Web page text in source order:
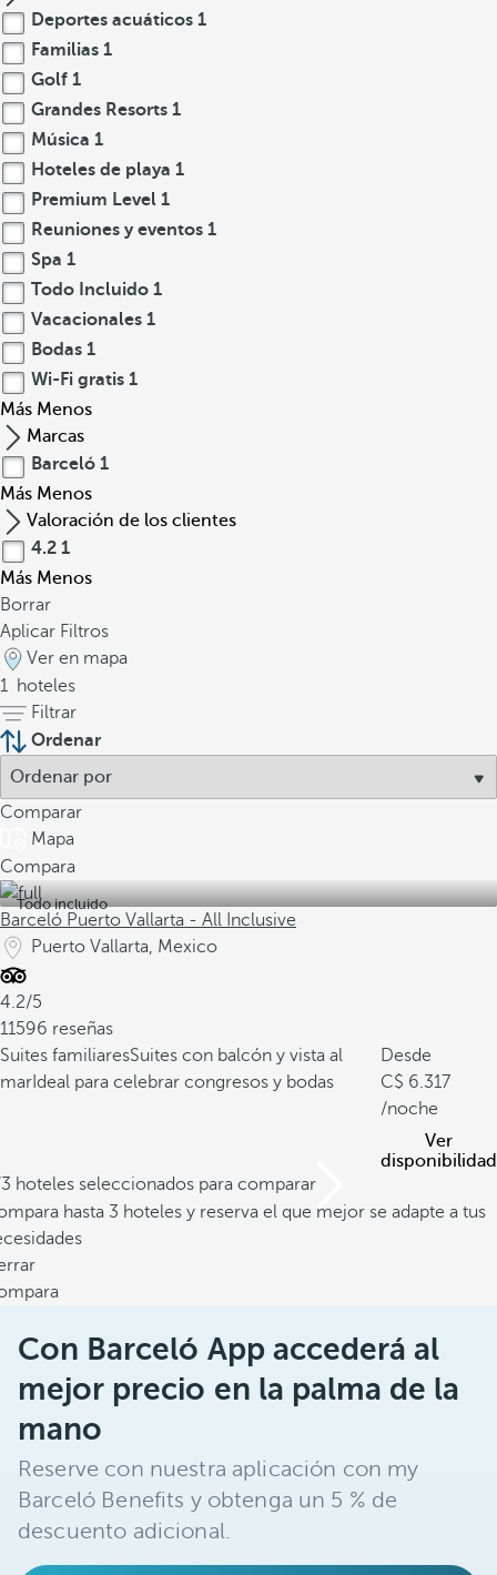
Deportes acuáticos 1
Familias 1
Golf 1
Grandes Resorts 1
Música 1
Hoteles de playa 1
Premium Level 1
Reuniones y eventos 1
Spa 1
Todo Incluido 1
Vacacionales 1
Bodas 1
Wi-Fi gratis 1
Más Menos
Marcas
Barceló 1
Más Menos
Valoración de los clientes
4.2 1
Más Menos
Borrar
Aplicar Filtros
Ver en mapa
1 hoteles
Filtrar
Ordenar
Comparar
Mapa
Compara
Todo incluido
Barceló Puerto Vallarta - All Inclusive
Puerto Vallarta, Mexico
4.2/5
11596 reseñas
Suites familiaresSuites con balcón y vista al
mar Ideal para celebrar congresos y bodas
Desde
6.317
/noche
Ver
disponibilidad
hoteles seleccionados para comparar
hasta 3 hoteles y reserva el que mejor se adapte a tus
Con Barceló App accederá al
mejor precio en la palma de la
mano
Reserve con nuestra aplicación con my
Barceló Benefits y obtenga un 5 % de
descuento adicional.